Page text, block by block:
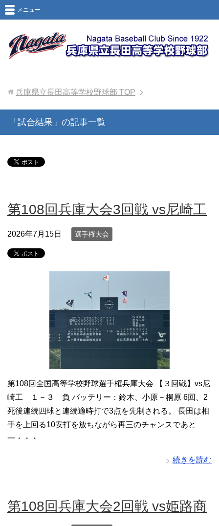
メニュー
兵庫県立長田高等学校野球部 TOP
「試合結果」の記事一覧
第108回兵庫大会3回戦 vs尼崎工
2026年7月15日 選手権大会
第108回全国高等学校野球選手権兵庫大会 【３回戦】vs尼
崎工 １－３ 負 バッテリー：鈴木、小原－桐原 6回、2
死後連続四球と連続適時打で3点を先制される。 長田は相
手を上回る10安打を放ちながら再三のチャンスであと
一・・・
続きを読む
第108回兵庫大会2回戦 vs姫路商